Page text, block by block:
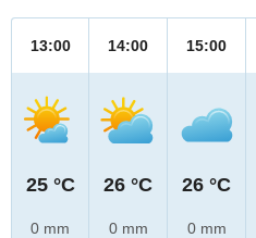
13:00
25 °C
0 mm
14:00
26 °C
0 mm
15:00
26 °C
0 mm